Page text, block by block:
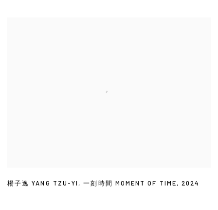
楊子逸 YANG TZU-YI ,一刻時間 MOMENT OF TIME,2024